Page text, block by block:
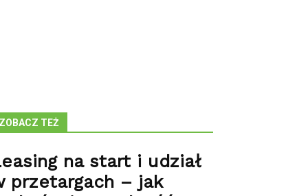
TEŻ
na start i udział
przetargach – jak